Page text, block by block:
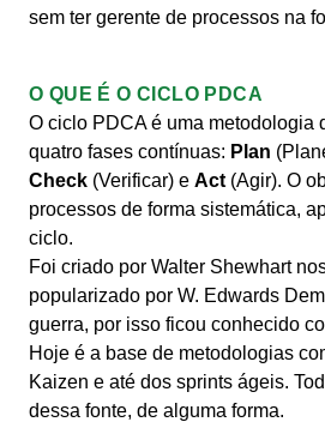
sem ter gerente de processos na
O QUE É O CICLO PDCA
O ciclo PDCA é uma metodologia
quatro fases contínuas: Plan
Check (Verificar) e Act (Agir). O
processos de forma sistemática,
ciclo.
Foi criado por Walter Shewhart
popularizado por W. Edwards
guerra, por isso ficou conhecido
Hoje é a base de metodologias
Kaizen e até dos sprints ágeis.
dessa fonte, de alguma forma.